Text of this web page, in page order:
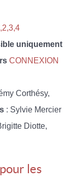
uniquement
CONNEXION
Corthésy,
: Sylvie Mercier
Diotte,
les